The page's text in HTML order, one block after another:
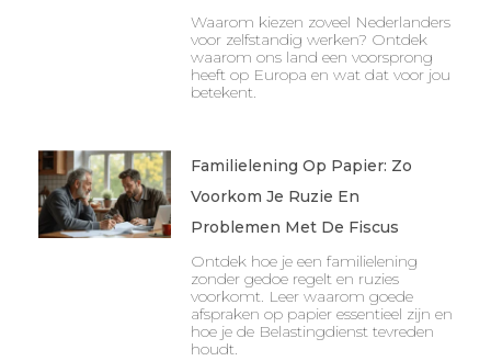
Waarom kiezen zoveel Nederlanders
voor zelfstandig werken? Ontdek
waarom ons land een voorsprong
heeft op Europa en wat dat voor jou
betekent.
Familielening Op Papier: Zo
Voorkom Je Ruzie En
Problemen Met De Fiscus
Ontdek hoe je een familielening
zonder gedoe regelt en ruzies
voorkomt. Leer waarom goede
afspraken op papier essentieel zijn en
hoe je de Belastingdienst tevreden
houdt.